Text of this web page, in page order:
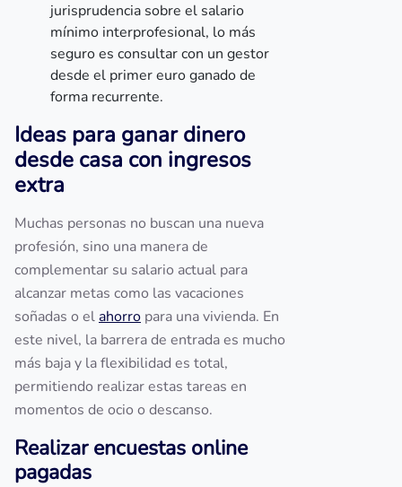
jurisprudencia sobre el salario
mínimo interprofesional, lo más
seguro es consultar con un gestor
desde el primer euro ganado de
forma recurrente.
Ideas para ganar dinero
desde casa con ingresos
extra
Muchas personas no buscan una nueva
profesión, sino una manera de
complementar su salario actual para
alcanzar metas como las vacaciones
soñadas o elahorro para una vivienda. En
este nivel, la barrera de entrada es mucho
más baja y la flexibilidad es total,
permitiendo realizar estas tareas en
momentos de ocio o descanso.
Realizar encuestas online
pagadas